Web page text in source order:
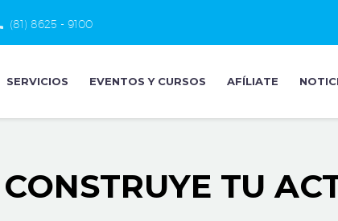
(81) 8625 - 9100
SERVICIOS EVENTOS Y CURSOS AFÍLIATE
TU